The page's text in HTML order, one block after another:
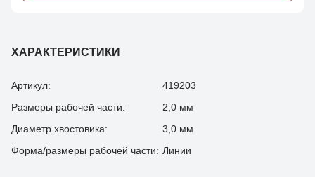
ХАРАКТЕРИСТИКИ
Артикул:
419203
Размеры рабочей части:
2,0 мм
Диаметр хвостовика:
3,0 мм
Форма/размеры рабочей части: Линии